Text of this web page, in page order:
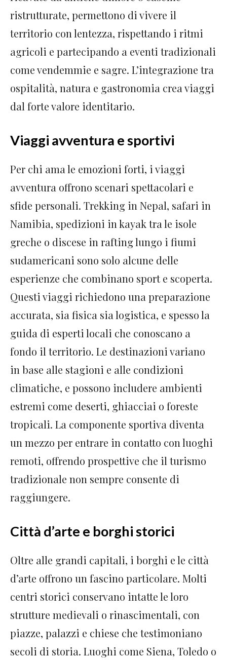
ristrutturate, permettono di vivere il
territorio con lentezza, rispettando i ritmi
agricoli e partecipando a eventi tradizionali
come vendemmie e sagre. L’integrazione tra
ospitalità, natura e gastronomia crea viaggi
dal forte valore identitario.
Viaggi avventura e sportivi
Per chi ama le emozioni forti, i viaggi
avventura offrono scenari spettacolari e
sfide personali. Trekking in Nepal, safari in
Namibia, spedizioni in kayak tra le isole
greche o discese in rafting lungo i fiumi
sudamericani sono solo alcune delle
esperienze che combinano sport e scoperta.
Questi viaggi richiedono una preparazione
accurata, sia fisica sia logistica, e spesso la
guida di esperti locali che conoscano a
fondo il territorio. Le destinazioni variano
in base alle stagioni e alle condizioni
climatiche, e possono includere ambienti
estremi come deserti, ghiacciai o foreste
tropicali. La componente sportiva diventa
un mezzo per entrare in contatto con luoghi
remoti, offrendo prospettive che il turismo
tradizionale non sempre consente di
raggiungere.
Città d’arte e borghi storici
Oltre alle grandi capitali, i borghi e le città
d’arte offrono un fascino particolare. Molti
centri storici conservano intatte le loro
strutture medievali o rinascimentali, con
piazze, palazzi e chiese che testimoniano
secoli di storia. Luoghi come Siena, Toledo o